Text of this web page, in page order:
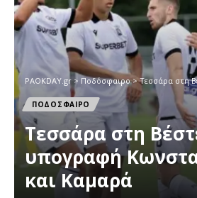
PAOKDAY.gr > Ποδόσφαιρο>Τεσσάρα στη Βέστερλο
ΠΟΔΟΣΦΑΙΡΟ
Τεσσάρα στη
υπογραφή
και Καμαρά